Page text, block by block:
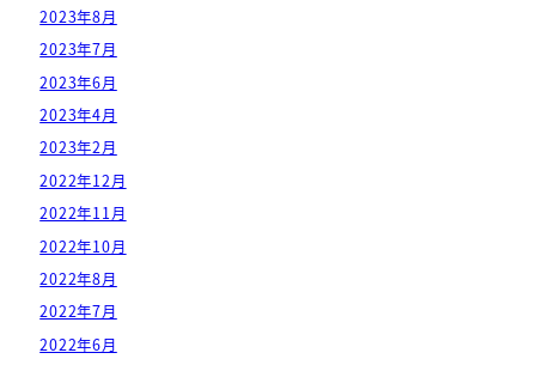
2023年8月
2023年7月
2023年6月
2023年4月
2023年2月
2022年12月
2022年11月
2022年10月
2022年8月
2022年7月
2022年6月